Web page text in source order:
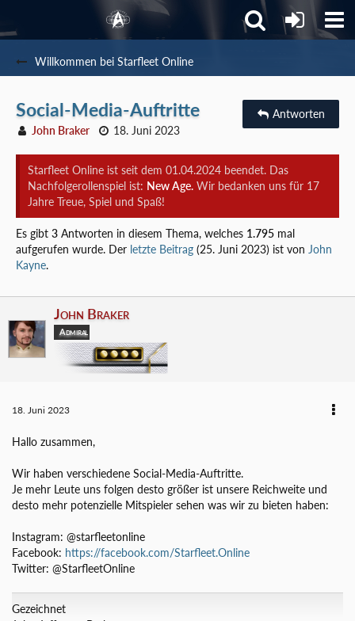
Willkommen bei Starfleet Online
Social-Media-Auftritte
John Braker 18. Juni 2023
Antworten
Starfleet Online ist seit dem 01.04.2024 beendet. Das
Nachfolgerollenspiel ist: New Age. Wir bedanken uns für 17
Jahre Treue, Spiel und Spaß!
Es gibt 3 Antworten in diesem Thema, welches 1.795 mal
aufgerufen wurde. Der letzte Beitrag (25. Juni 2023) ist von John
Kayne.
John Braker
Admiral
18. Juni 2023
Hallo zusammen,
Wir haben verschiedene Social-Media-Auftritte.
Je mehr Leute uns folgen desto größer ist unsere Reichweite und
desto mehr potenzielle Mitspieler sehen was wir zu bieten haben:
Instagram: @starfleetonline
Facebook: https://facebook.com/Starfleet.Online
Twitter: @StarfleetOnline
Gezeichnet